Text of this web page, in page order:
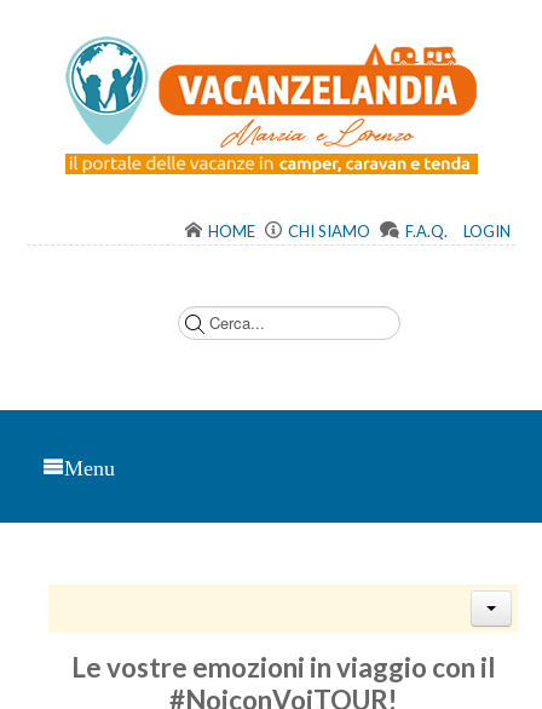
HOME CHI SIAMO F.A.Q. LOGIN
Menu
Le vostre emozioni in viaggio con il
#NoiconVoiTOUR!